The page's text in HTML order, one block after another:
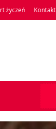
życzeń Kontakt